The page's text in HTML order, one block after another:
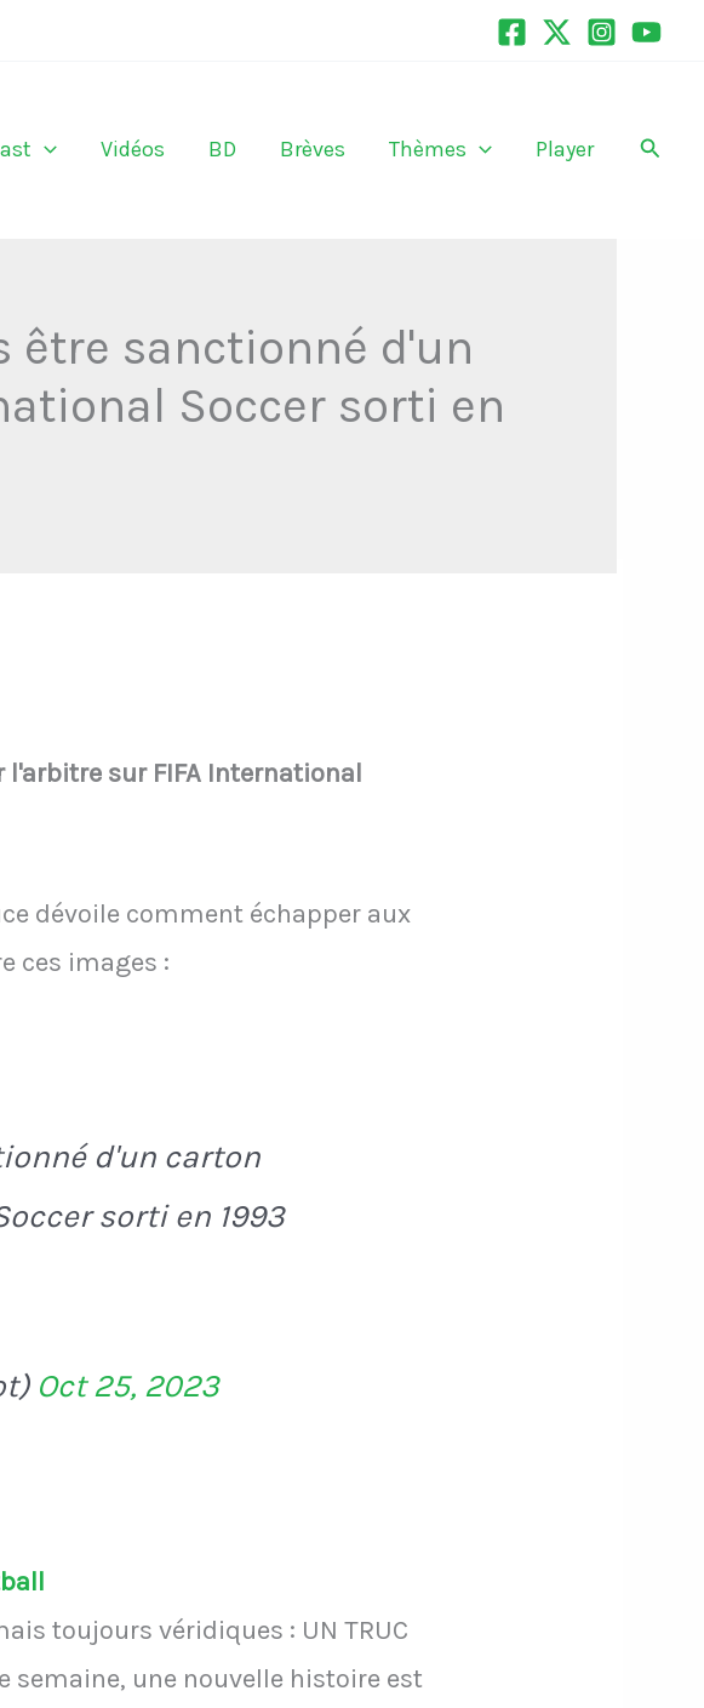
Vidéos BD Brèves Thèmes Player
être sanctionné d'un
Soccer sorti en
sur FIFA International
dévoile comment échapper aux
ces images :
d'un carton
sorti en 1993
Oct 25, 2023
toujours véridiques : UN TRUC
semaine, une nouvelle histoire est